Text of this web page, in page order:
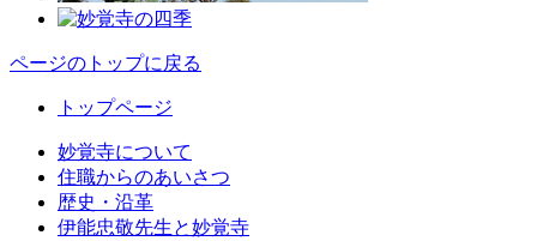
ページのトップに戻る
トップページ
妙覚寺について
住職からのあいさつ
歴史・沿革
伊能忠敬先生と妙覚寺